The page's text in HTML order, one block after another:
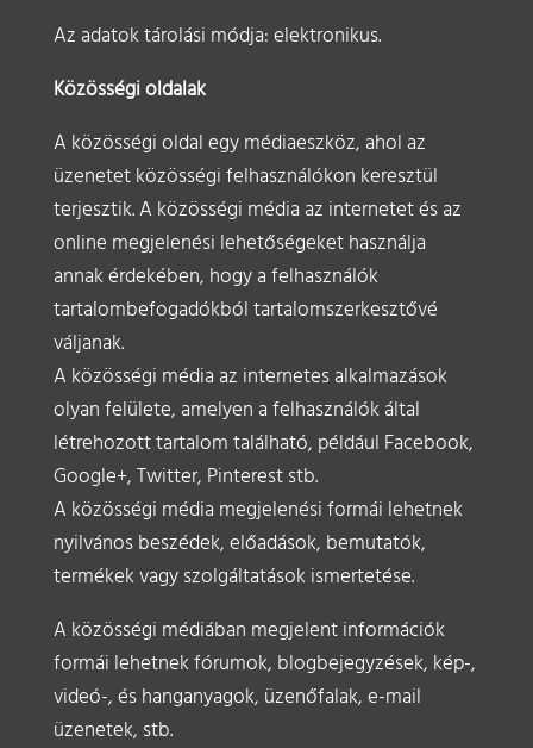
Az adatok tárolási módja: elektronikus.
Közösségi oldalak
A közösségi oldal egy médiaeszköz, ahol az
üzenetet közösségi felhasználókon keresztül
terjesztik. A közösségi média az internetet és az
online megjelenési lehetőségeket használja
annak érdekében, hogy a felhasználók
tartalombefogadókból tartalomszerkesztővé
váljanak.
A közösségi média az internetes alkalmazások
olyan felülete, amelyen a felhasználók által
létrehozott tartalom található, például Facebook,
Google+, Twitter, Pinterest stb.
A közösségi média megjelenési formái lehetnek
nyilvános beszédek, előadások, bemutatók,
termékek vagy szolgáltatások ismertetése.
A közösségi médiában megjelent információk
formái lehetnek fórumok, blogbejegyzések, kép-,
videó-, és hanganyagok, üzenőfalak, e-mail
üzenetek, stb.